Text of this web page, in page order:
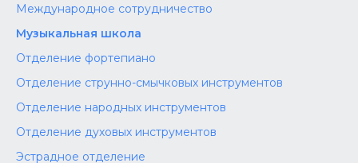
Международное сотрудничество
Музыкальная школа
Отделение фортепиано
Отделение струнно-смычковых инструментов
Отделение народных инструментов
Отделение духовых инструментов
Эстрадное отделение